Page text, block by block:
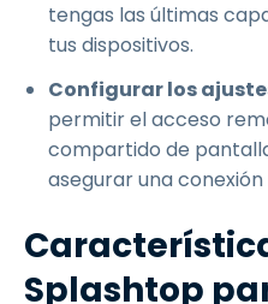
tengas las últimas
tus dispositivos.
Configurar los
permitir el acceso
compartido de
asegurar una
Splashtop